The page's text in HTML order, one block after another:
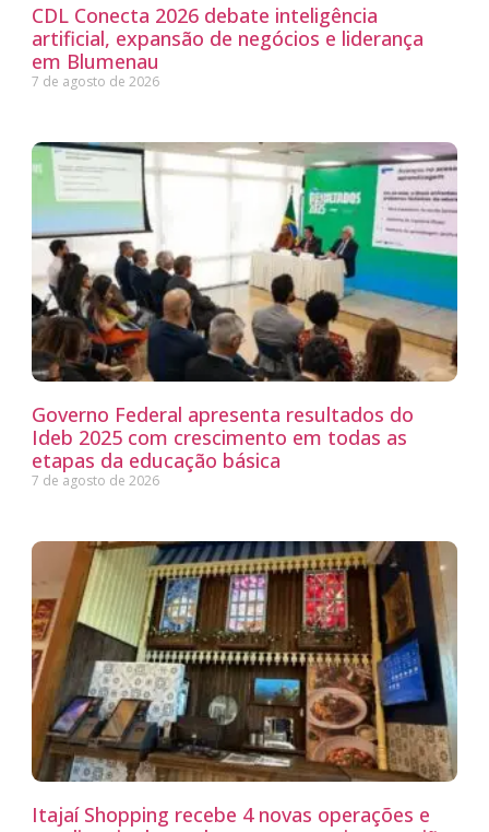
CDL Conecta 2026 debate inteligência
artificial, expansão de negócios e liderança
em Blumenau
7 de agosto de 2026
Governo Federal apresenta resultados do
Ideb 2025 com crescimento em todas as
etapas da educação básica
7 de agosto de 2026
Itajaí Shopping recebe 4 novas operações e